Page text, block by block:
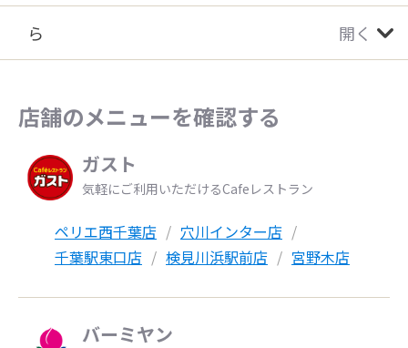
ら 開く
店舗のメニューを確認する
ガスト
気軽にご利用いただけるCafeレストラン
ペリエ西千葉店
穴川インター店
千葉駅東口店
検見川浜駅前店 宮野木店
バーミヤン